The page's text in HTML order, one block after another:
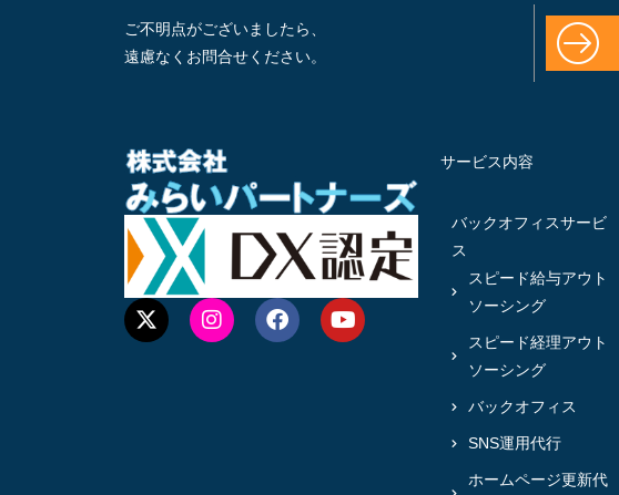
ご不明点がございましたら、
遠慮なくお問合せください。
サービス内容
バックオフィスサービ
ス
スピード給与アウト
ソーシング
スピード経理アウト
ソーシング
バックオフィス
SNS運用代行
ホームページ更新代